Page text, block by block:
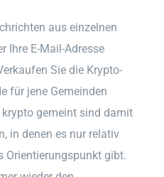
aus einzelnen
Ihre E-Mail-Adresse
Sie die Krypto-
für jene Gemeinden
gemeint sind damit
in denen es nur relativ
Orientierungspunkt gibt.